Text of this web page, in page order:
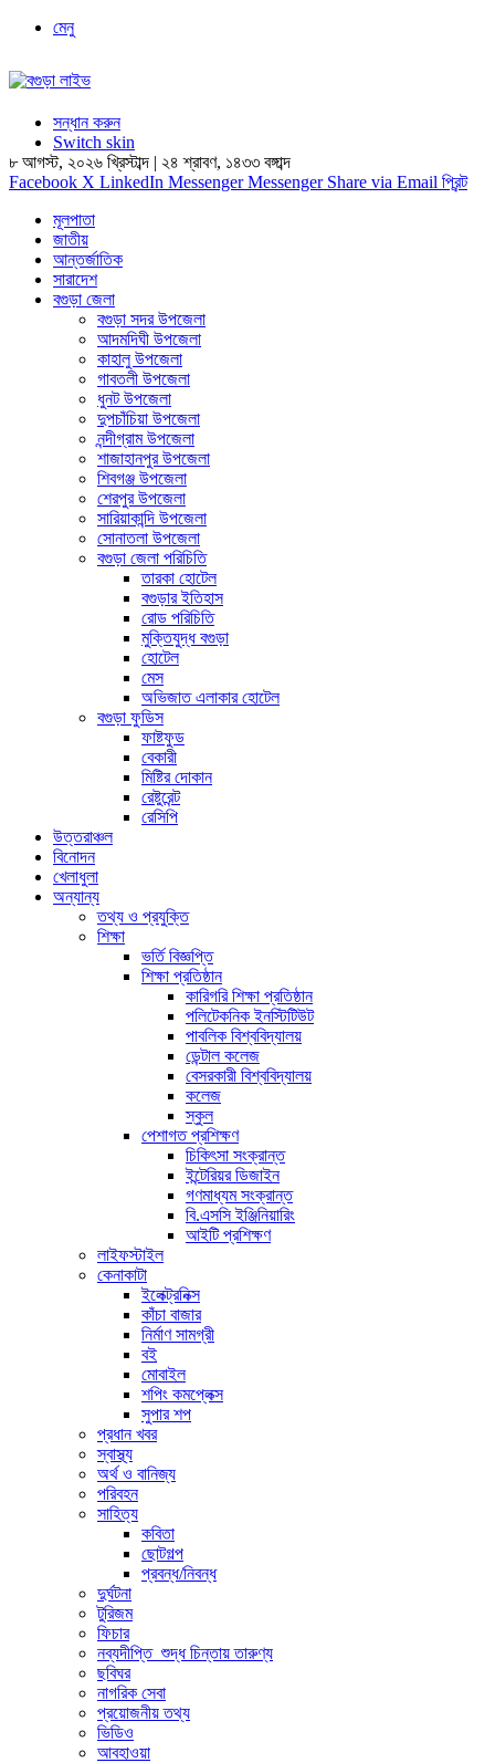
মেনু
সন্ধান করুন
Switch skin
৮ আগস্ট, ২০২৬ খ্রিস্টাব্দ | ২৪ শ্রাবণ, ১৪৩৩ বঙ্গাব্দ
Facebook X LinkedIn Messenger Messenger Share via Email প্রিন্ট
মূলপাতা
জাতীয়
আন্তর্জাতিক
সারাদেশ
বগুড়া জেলা
বগুড়া সদর উপজেলা
আদমদিঘী উপজেলা
কাহালু উপজেলা
গাবতলী উপজেলা
ধুনট উপজেলা
দুপচাঁচিয়া উপজেলা
নন্দীগ্রাম উপজেলা
শাজাহানপুর উপজেলা
শিবগঞ্জ উপজেলা
শেরপুর উপজেলা
সারিয়াকান্দি উপজেলা
সোনাতলা উপজেলা
বগুড়া জেলা পরিচিতি
তারকা হোটেল
বগুড়ার ইতিহাস
রোড পরিচিতি
মুক্তিযুদ্ধ বগুড়া
হোটেল
মেস
অভিজাত এলাকার হোটেল
বগুড়া ফুডিস
ফাষ্টফুড
বেকারী
মিষ্টির দোকান
রেষ্টুরেন্ট
রেসিপি
উত্তরাঞ্চল
বিনোদন
খেলাধুলা
অন্যান্য
তথ্য ও প্রযুক্তি
শিক্ষা
ভর্তি বিজ্ঞপ্তি
শিক্ষা প্রতিষ্ঠান
কারিগরি শিক্ষা প্রতিষ্ঠান
পলিটেকনিক ইনস্টিটিউট
পাবলিক বিশ্ববিদ্যালয়
ডেন্টাল কলেজ
বেসরকারী বিশ্ববিদ্যালয়
কলেজ
স্কুল
পেশাগত প্রশিক্ষণ
চিকিৎসা সংক্রান্ত
ইন্টেরিয়র ডিজাইন
গণমাধ্যম সংক্রান্ত
বি.এসসি ইঞ্জিনিয়ারিং
আইটি প্রশিক্ষণ
লাইফস্টাইল
কেনাকাটা
ইলেক্ট্রনিক্স
কাঁচা বাজার
নির্মাণ সামগ্রী
বই
মোবাইল
শপিং কমপ্লেক্স
সুপার শপ
প্রধান খবর
স্বাস্থ্য
অর্থ ও বানিজ্য
পরিবহন
সাহিত্য
কবিতা
ছোটগল্প
প্রবন্ধ/নিবন্ধ
দুর্ঘটনা
টুরিজম
ফিচার
নব্যদীপ্তি_শুদ্ধ চিন্তায় তারুণ্য
ছবিঘর
নাগরিক সেবা
প্রয়োজনীয় তথ্য
ভিডিও
আবহাওয়া